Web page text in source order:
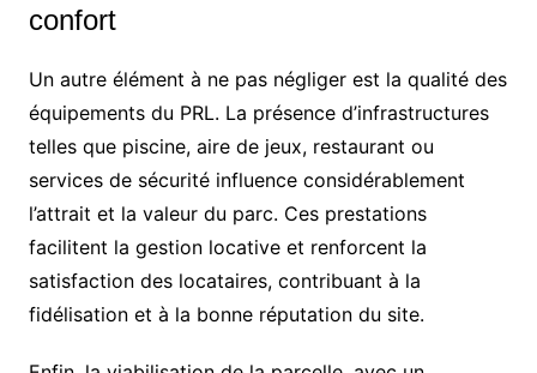
confort
Un autre élément à ne pas négliger est la qualité des
équipements du PRL. La présence d’infrastructures
telles que piscine, aire de jeux, restaurant ou
services de sécurité influence considérablement
l’attrait et la valeur du parc. Ces prestations
facilitent la gestion locative et renforcent la
satisfaction des locataires, contribuant à la
fidélisation et à la bonne réputation du site.